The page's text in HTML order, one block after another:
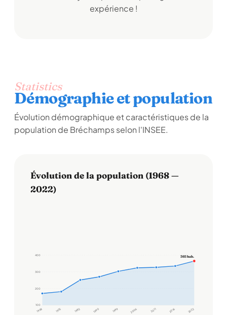
expérience !
Statistics
Démographie et population
Évolution démographique et caractéristiques de la
population de Bréchamps selon l'INSEE.
Évolution de la population (1968 —
2022)
100
200
300
400
1968 1975 1982 1990 1999 2006 2011 2016 2022
365 hab.